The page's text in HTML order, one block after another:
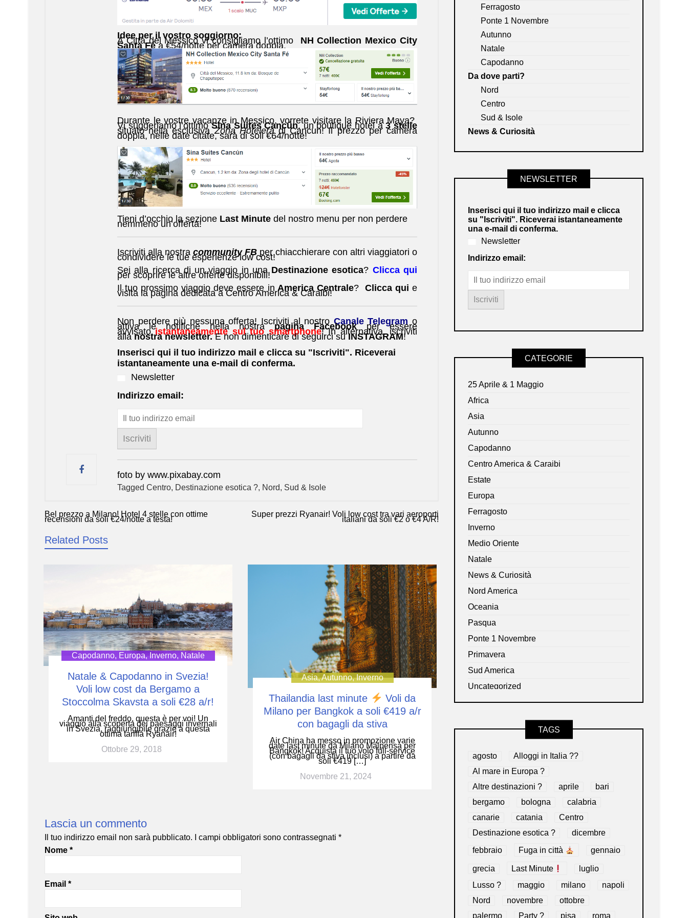
Idee per il vostro soggiorno:
A Città del Messico vi consigliamo l’ottimo NH Collection Mexico City
Santa Féa €54/notte per camera doppia.
Durante le vostre vacanze in Messico, vorrete visitare la Riviera Maya?
Vi suggeriamo l’ottimoSina Suites Cancún, un boutique hotel a3 stelle
situato nella esclusivaZona Hoteleradi Cancun! Il prezzo per camera
doppia, nelle date citate, sarà di soli €64/notte!
Tieni d’occhio la sezione Last Minute del nostro menu per non perdere
nemmeno un’offerta!
Iscriviti alla nostra community FB per chiacchierare con altri viaggiatori o
condividere le tue esperienze low cost!
Sei alla ricerca di un viaggio in una Destinazione esotica? Clicca qui
per scoprire le altre offerte disponibili!
Il tuo prossimo viaggio deve essere in America Centrale? Clicca qui e
visita la pagina dedicata a Centro America & Caraibi!
Non perdere più nessuna offerta! Iscriviti al nostro Canale Telegram o
attiva le notifiche nella nostrapagina Facebook per essere
avvisatoistantaneamente sul tuo smartphone! In alternativa, iscriviti
allanostra newsletter.E non dimenticare di seguirci suINSTAGRAM!
Inserisci qui il tuo indirizzo mail e clicca su "Iscriviti". Riceverai
istantaneamente una e-mail di conferma.
Newsletter
Indirizzo email:
foto by www.pixabay.com
Tagged Centro, Destinazione esotica ?, Nord, Sud & Isole
Navigazione
Bel prezzo a Milano! Hotel 4 stelle con ottime
recensioni da soli €24/notte a testa!
Super prezzi Ryanair! Voli low cost tra vari aeroporti
italiani da soli €2 o €4 A/R!
Related Posts
Capodanno, Europa,Inverno, Natale
Natale & Capodanno in Svezia!
Voli low cost da Bergamo a
Stoccolma Skavsta a soli €28 a/r!
Amanti del freddo, questa è per voi! Un
viaggio alla scoperta dei paesaggi invernali
in Svezia, raggiungibile grazie a questa
ottima tariffa Ryanair!
Ottobre 29, 2018
Asia,Autunno,Inverno
Thailandia last minute
Voli da
Milano per Bangkok a soli €419 a/r
con bagagli da stiva
Air China ha messo in promozione varie
date last minute da Milano Malpensa per
Bangkok! Acquista il tuo volo full-service
(con bagagli da stiva inclusi) a partire da
soli €419 […]
Novembre 21, 2024
Lascia un commento
Il tuo indirizzo email non sarà pubblicato. I campi obbligatori sono contrassegnati *
Nome *
Email *
Ferragosto
Ponte 1 Novembre
Autunno
Natale
Capodanno
Da dove parti?
Nord
Centro
Sud & Isole
News & Curiosità
NEWSLETTER
Inserisci qui il tuo indirizzo mail e clicca
su "Iscriviti". Riceverai istantaneamente
una e-mail di conferma.
Newsletter
Indirizzo email:
CATEGORIE
25 Aprile & 1 Maggio
Africa
Asia
Autunno
Capodanno
Centro America & Caraibi
Estate
Europa
Ferragosto
Inverno
Medio Oriente
Natale
News & Curiosità
Nord America
Oceania
Pasqua
Ponte 1 Novembre
Primavera
Sud America
Uncategorized
TAGS
agosto
Alloggi in Italia ??
Al mare in Europa ?️
Altre destinazioni ?
aprile
bari
bergamo
bologna
calabria
canarie
catania
Centro
Destinazione esotica ?
dicembre
febbraio Fuga in città gennaio
grecia Last Minute
luglio
Lusso ?
maggio milano
napoli
Nord
novembre
ottobre
palermo
Party ? pisa roma